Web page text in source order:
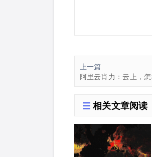
上一篇
阿里云肖力：云上，
相关文章阅读